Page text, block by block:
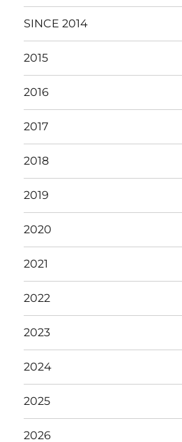
SINCE 2014
2015
2016
2017
2018
2019
2020
2021
2022
2023
2024
2025
2026